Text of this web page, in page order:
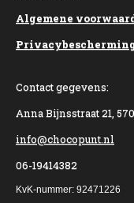
Algemene
Contact gegevens:
Anna Bijnsstraat 21,
info@chocopunt.nl
06-19414382
KvK-nummer: 92471226